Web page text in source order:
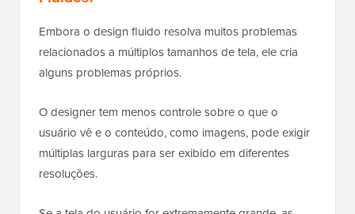
Embora o design fluido resolva muitos problemas
relacionados a múltiplos tamanhos de tela, ele cria
alguns problemas próprios.
O designer tem menos controle sobre o que o
usuário vê e o conteúdo, como imagens, pode exigir
múltiplas larguras para ser exibido em diferentes
resoluções.